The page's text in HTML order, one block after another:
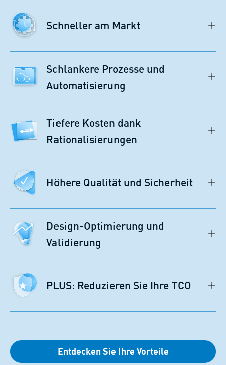
Schneller am Markt
Schlankere Prozesse und
Automatisierung
Tiefere Kosten dank
Rationalisierungen
Höhere Qualität und Sicherheit
Design-Optimierung und
Validierung
PLUS: Reduzieren Sie Ihre TCO
Entdecken Sie Ihre Vorteile